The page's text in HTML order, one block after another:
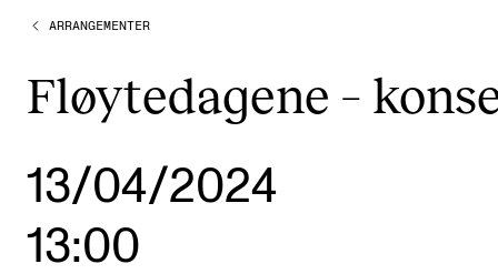
STUDIER
Bachelor
Doktorgrad
Årsstudium og videreutdanning
ARRANGEMENTER
Fløytedagene –
13/04/2024
13:00